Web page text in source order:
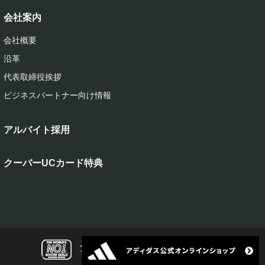
会社案内
会社概要
沿革
代表取締役挨拶
ビジネスパートナー向け情報
アルバイト採用
クーバーUCカード特典